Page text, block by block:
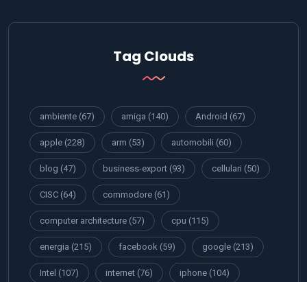
Tag Clouds
ambiente (67) amiga (140) Android (67)
apple (228) arm (53) automobili (60)
blog (47) business-export (93) cellulari (50)
CISC (64) commodore (61)
computer architecture (57) cpu (115)
energia (215) facebook (59) google (213)
Intel (107) internet (76) iphone (104)